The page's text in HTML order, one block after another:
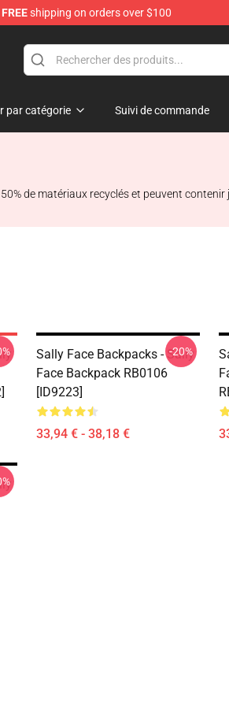
FREEshipping on orders over $100
par catégorie Suivi de commande
de matériaux recyclés et peuvent
Sally Face Backpacks - Sally
Face Backpack RB0106
[ID9223]
33,94 € - 38,18 €
-20%